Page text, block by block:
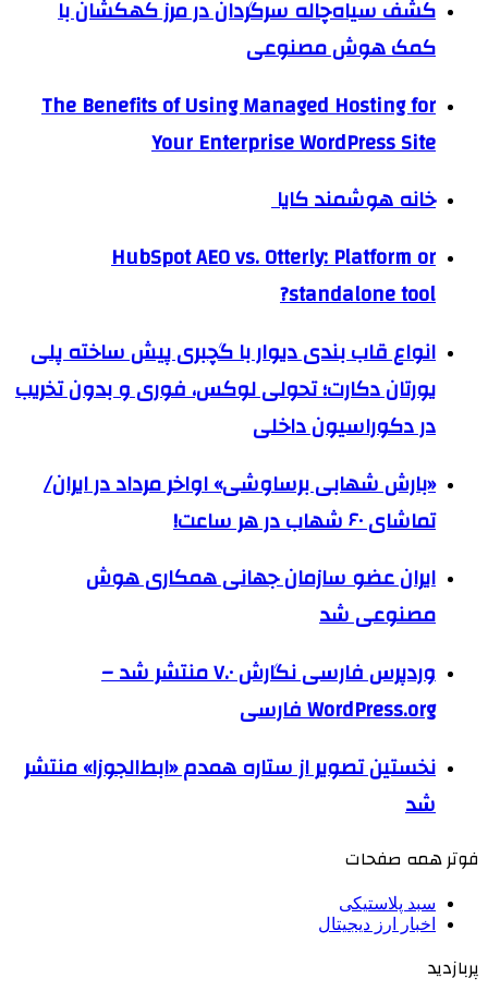
کشف سیاه‌چاله سرگردان در مرز کهکشان با
کمک هوش مصنوعی
The Benefits of Using Managed Hosting for
Your Enterprise WordPress Site
خانه هوشمند کایا
HubSpot AEO vs. Otterly: Platform or
standalone tool?
انواع قاب بندی دیوار با گچبری پیش ساخته پلی
یورتان دکارت؛ تحولی لوکس، فوری و بدون تخریب
در دکوراسیون داخلی
«بارش شهابی برساوشی» اواخر مرداد در ایران/
تماشای ۶۰ شهاب در هر ساعت!
ایران عضو سازمان جهانی همکاری هوش
مصنوعی شد
وردپرس فارسی نگارش ۷.۰ منتشر شد –
WordPress.org فارسی
نخستین تصویر از ستاره همدم «ابط‌الجوزا» منتشر
شد
فوتر همه صفحات
سبد پلاستیکی
اخبار ارز دیجیتال
پربازدید